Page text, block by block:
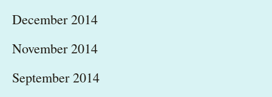
December 2014
November 2014
September 2014